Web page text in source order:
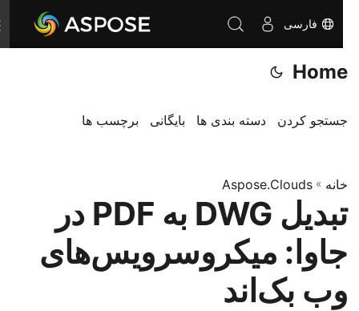
فارسی
Home
جستجو کردن دسته بندی ها بایگانی برچسب ها
خانه»
Aspose.Clouds
تبدیل DWG به PDF در
جاوا: میکروسرویس‌های
وب بک‌اند